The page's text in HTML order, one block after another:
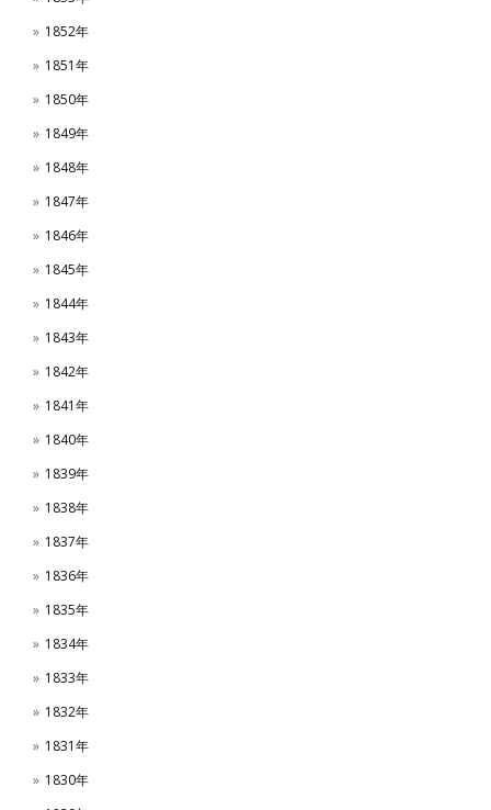
1852年
1851年
1850年
1849年
1848年
1847年
1846年
1845年
1844年
1843年
1842年
1841年
1840年
1839年
1838年
1837年
1836年
1835年
1834年
1833年
1832年
1831年
1830年